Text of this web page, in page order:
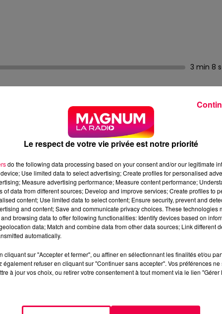
3 min 8
DANS LA PEAU ?
dire qu’il a Chartres dans la peau ?
a priori, aucun rapport.
Notre-Dame de Chartres. Et là, coup de foudre.
dans le sol.
le plus grand jamais réalisé dans une
que les pèlerins parcouraient autrefois comme un
été fascinés. Mais lui va plus loin.
Le respect de votre vie privée est notre priorité
do the following data processing based on your consent and/or our legitimate
Use limited data to select advertising; Create profiles for personalised
Measure advertising performance; Measure content performance;
of data from different sources; Develop and improve services; Create profiles to
content; Use limited data to select content; Ensure security, prevent and
and content; Save and communicate privacy choices. These technologies
browsing data to offer following functionalities: Identify devices based on
data; Match and combine data from other data sources; Link different
automatically.
cliquant sur "Accepter et fermer", ou affiner en sélectionnant les finalités et/ou
également refuser en cliquant sur "Continuer sans accepter". Vos préférences
à jour vos choix, ou retirer votre consentement à tout moment via le lien